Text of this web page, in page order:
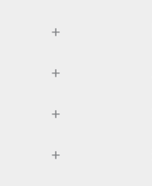
+
+
+
+